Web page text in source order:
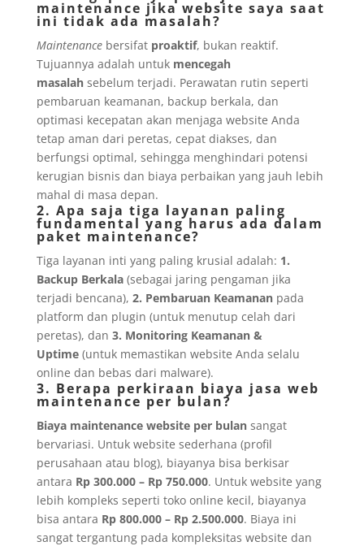
maintenance jika website saya saat
ini tidak ada masalah?
Maintenancebersifat proaktif, bukan reaktif.
Tujuannya adalah untuk mencegah
masalahsebelum terjadi. Perawatan rutin seperti
pembaruan keamanan, backup berkala, dan
optimasi kecepatan akan menjaga website Anda
tetap aman dari peretas, cepat diakses, dan
berfungsi optimal, sehingga menghindari potensi
kerugian bisnis dan biaya perbaikan yang jauh lebih
mahal di masa depan.
2. Apa saja tiga layanan paling
fundamental yang harus ada dalam
paket maintenance?
Tiga layanan inti yang paling krusial adalah: 1.
Backup Berkala(sebagai jaring pengaman jika
terjadi bencana), 2. Pembaruan Keamananpada
platform dan plugin (untuk menutup celah dari
peretas), dan 3. Monitoring Keamanan &
Uptime(untuk memastikan website Anda selalu
online dan bebas dari malware).
3. Berapa perkiraan biaya jasa web
maintenance per bulan?
Biaya maintenance website per bulansangat
bervariasi. Untuk website sederhana (profil
perusahaan atau blog), biayanya bisa berkisar
antara Rp 300.000 – Rp 750.000. Untuk website yang
lebih kompleks seperti toko online kecil, biayanya
bisa antara Rp 800.000 – Rp 2.500.000. Biaya ini
sangat tergantung pada kompleksitas website dan